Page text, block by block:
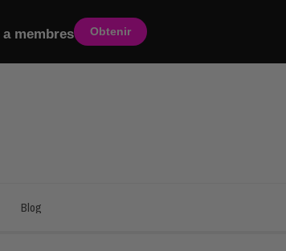
a membres Obtenir
Blog